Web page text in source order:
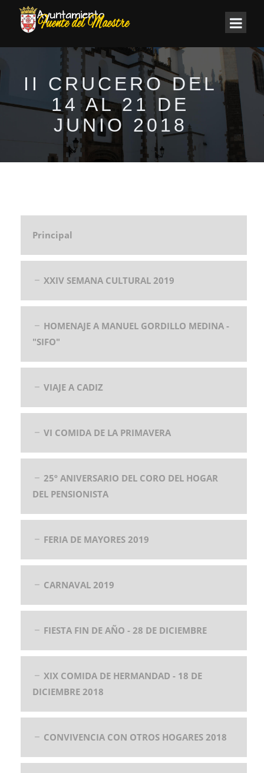
II CRUCERO DEL
14 AL 21 DE
JUNIO 2018
Principal
XXIV SEMANA CULTURAL 2019
HOMENAJE A MANUEL GORDILLO MEDINA -
"SIFO"
VIAJE A CADIZ
VI COMIDA DE LA PRIMAVERA
25º ANIVERSARIO DEL CORO DEL HOGAR
DEL PENSIONISTA
FERIA DE MAYORES 2019
CARNAVAL 2019
FIESTA FIN DE AÑO - 28 DE DICIEMBRE
XIX COMIDA DE HERMANDAD - 18 DE
DICIEMBRE 2018
CONVIVENCIA CON OTROS HOGARES 2018